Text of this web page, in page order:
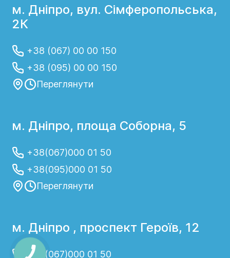
м. Дніпро, вул. Сімферопольська,
2К
+38 (067) 00 00 150
+38 (095) 00 00 150
Переглянути
м. Дніпро, площа Соборна, 5
+38(067)000 01 50
+38(095)000 01 50
Переглянути
м. Дніпро , проспект Героїв, 12
+38(067)000 01 50